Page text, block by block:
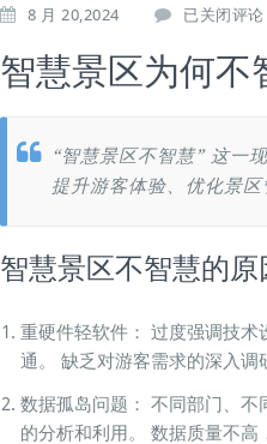
8 月 20,2024
智
景
区
不
智
入
探
已关闭评论
智慧景区为何不
“智慧景区不智慧” 这一
提升游客体验、优化景
智慧景区不智慧的原
重硬件轻软件： 过度强调技
通。 缺乏对游客需求的深入调
数据孤岛问题： 不同部门、
的分析和利用。 数据质量不高